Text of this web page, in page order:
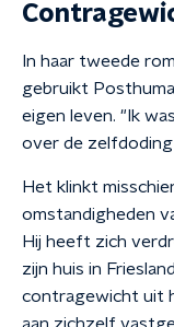
In haar tweede
gebruikt
eigen leven. "Ik
over de zelfdoding
Het klinkt
omstandigheden
Hij heeft zich
zijn huis in
contragewicht uit